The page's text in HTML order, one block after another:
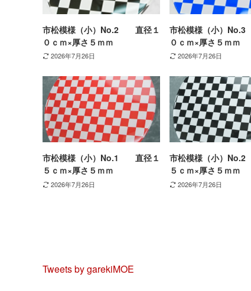
市松模様（小）No.2 直径１
０ｃｍ×厚さ５ｍｍ
2026年7月26日
市松模様（小）
０ｃｍ×厚さ５ｍｍ
2026年7月26日
市松模様（小）No.1 直径１
５ｃｍ×厚さ５ｍｍ
2026年7月26日
市松模様（小）
５ｃｍ×厚さ５ｍｍ
2026年7月26日
Tweets by garekiMOE